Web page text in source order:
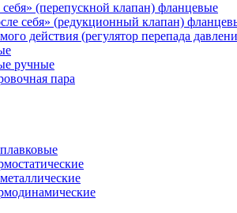
(перепускной клапан) фланцевые
себя» (редукционный клапан)
действия (регулятор перепада
ручные
пара